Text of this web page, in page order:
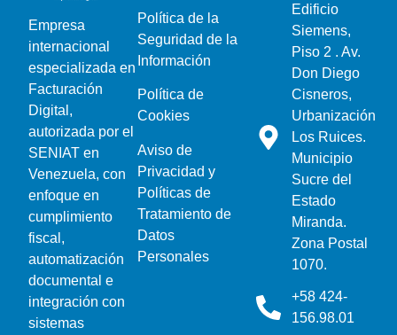
Empresa
internacional
especializada en
Facturación
Digital,
autorizada por el
SENIAT en
Venezuela, con
enfoque en
cumplimiento
fiscal,
automatización
documental e
integración con
sistemas
Política de la
Seguridad de la
Información
Política de
Cookies
Aviso de
Privacidad y
Políticas de
Tratamiento de
Datos
Personales
Edificio
Siemens,
Piso 2 . Av.
Don Diego
Cisneros,
Urbanización
Los Ruices.
Municipio
Sucre del
Estado
Miranda.
Zona Postal
1070.
+58 424-
156.98.01